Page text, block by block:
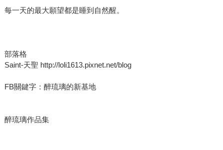
每一天的最大願望都是睡到自然醒。
部落格
Saint-天聖 http://loli1613.pixnet.net/blog
FB關鍵字：醉琉璃的新基地
醉琉璃作品集